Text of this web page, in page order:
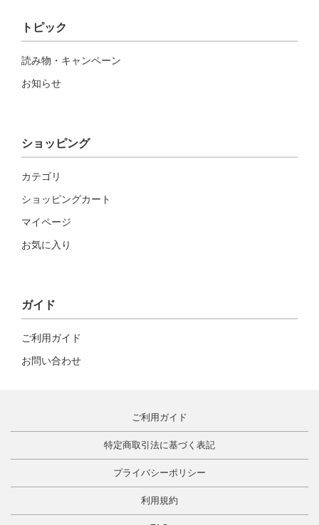
トピック
読み物・キャンペーン
お知らせ
ショッピング
カテゴリ
ショッピングカート
マイページ
お気に入り
ガイド
ご利用ガイド
お問い合わせ
ご利用ガイド
特定商取引法に基づく表記
プライバシーポリシー
利用規約